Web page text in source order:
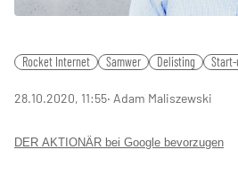
Rocket Internet Samwer Delisting
28.10.2020, 11:55‧ Adam Maliszewski
DER AKTIONÄR bei Google bevorzugen